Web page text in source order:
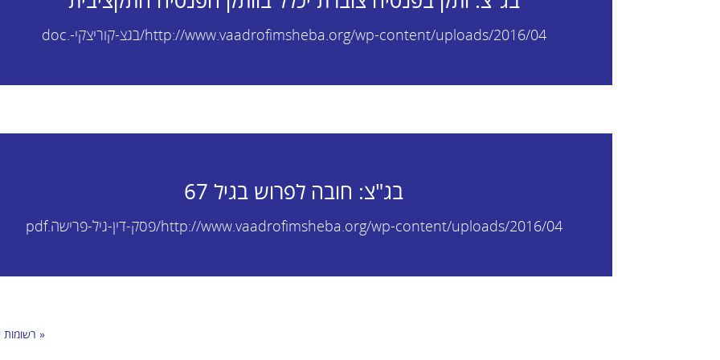
http://www.vaadrofimsheba.org/wp-content/uploads/2016/04/בגצ-קוריצקי-.doc
בג"צ: חובה לפרוש בגיל 67
http://www.vaadrofimsheba.org/wp-content/uploads/2016/04/פסק-דין-גיל-פרישה.pdf
« רשומות